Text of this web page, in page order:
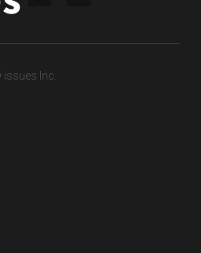
issues Inc.